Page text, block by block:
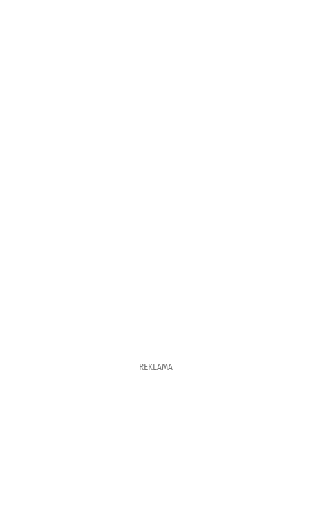
REKLAMA